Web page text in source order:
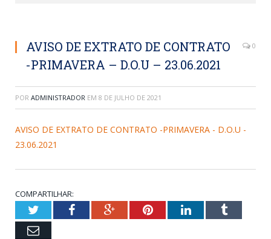
AVISO DE EXTRATO DE CONTRATO
-PRIMAVERA – D.O.U – 23.06.2021
0
POR ADMINISTRADOR EM 8 DE JULHO DE 2021
AVISO DE EXTRATO DE CONTRATO -PRIMAVERA - D.O.U -
23.06.2021
COMPARTILHAR:
TwitterFacebookGoogle+PinterestLinkedInTumblr
Email